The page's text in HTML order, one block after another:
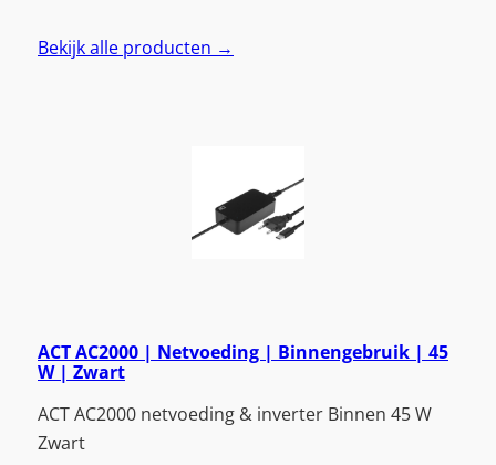
Bekijk alle producten →
ACT AC2000 | Netvoeding | Binnengebruik | 45
W | Zwart
ACT AC2000 netvoeding & inverter Binnen 45 W
Zwart